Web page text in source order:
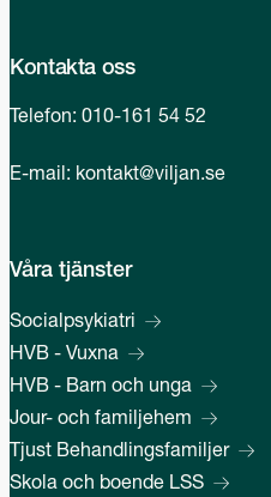
Kontakta oss
Telefon: 010-161 54 52
E-mail: kontakt@viljan.se
Våra tjänster
Socialpsykiatri
HVB - Vuxna
HVB - Barn och unga
Jour- och familjehem
Tjust Behandlingsfamiljer
Skola och boende LSS